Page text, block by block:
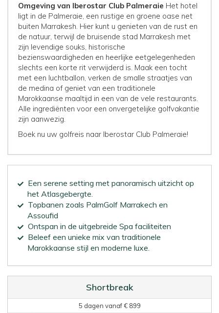
Omgeving van Iberostar Club Palmeraie Het hotel
ligt in de Palmeraie, een rustige en groene oase net
buiten Marrakesh. Hier kunt u genieten van de rust en
de natuur, terwijl de bruisende stad Marrakesh met
zijn levendige souks, historische
bezienswaardigheden en heerlijke eetgelegenheden
slechts een korte rit verwijderd is. Maak een tocht
met een luchtballon, verken de smalle straatjes van
de medina of geniet van een traditionele
Marokkaanse maaltijd in een van de vele restaurants.
Alle ingrediënten voor een onvergetelijke golfvakantie
zijn aanwezig.
Boek nu uw golfreis naar Iberostar Club Palmeraie!
Een serene setting met panoramisch uitzicht op
het Atlasgebergte.
Topbanen zoals PalmGolf Marrakech en
Assoufid
Ontspan in de uitgebreide Spa faciliteiten
Beleef een unieke mix van traditionele
Marokkaanse stijl en moderne luxe.
Shortbreak
5 dagen vanaf € 899